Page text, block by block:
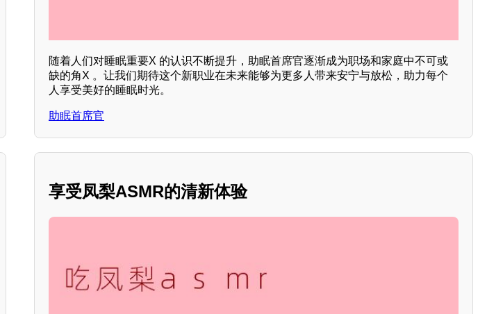
随着人们对睡眠重要X 的认识不断提升，助眠首席官逐渐成为职场和家庭中不可或
缺的角X 。让我们期待这个新职业在未来能够为更多人带来安宁与放松，助力每个
人享受美好的睡眠时光。
助眠首席官
享受凤梨ASMR的清新体验